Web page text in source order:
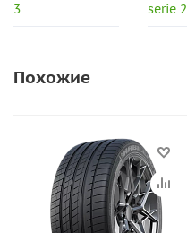
3
serie 2
Похожие